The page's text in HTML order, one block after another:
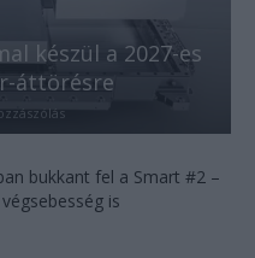
készül a 2027-es
áttörésre
bukkant fel a Smart #2 –
is